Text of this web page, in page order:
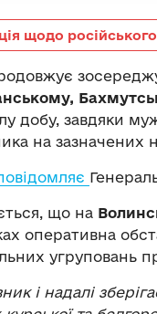
щодо
добу, завдяки
на зазначених
що на
оперативна
угруповань
і надалі